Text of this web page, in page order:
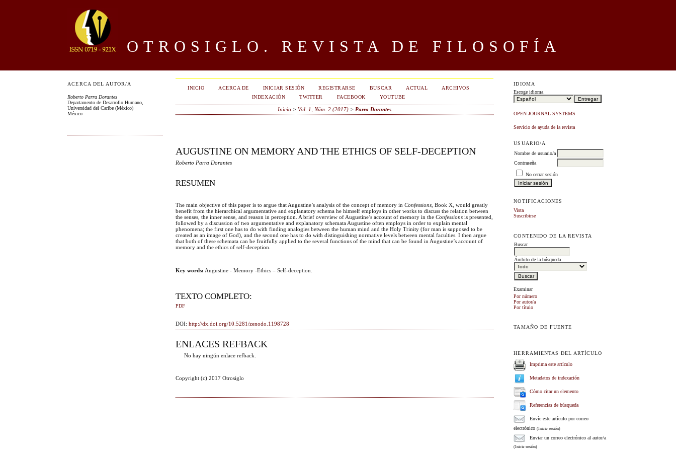
OTROSIGLO. REVISTA DE FILOSOFÍA
ACERCA DEL AUTOR/A
Roberto Parra Dorantes
Departamento de Desarrollo Humano,
Universidad del Caribe (México)
México
IDIOMA
Escoge idioma
OPEN JOURNAL SYSTEMS
Servicio de ayuda de la revista
USUARIO/A
Nombre de usuario/a
Contraseña
No cerrar sesión
NOTIFICACIONES
Vista
Suscribirse
CONTENIDO DE LA REVISTA
Buscar
Ámbito de la búsqueda
Examinar
Por número
Por autor/a
Por título
TAMAÑO DE FUENTE
HERRAMIENTAS DEL ARTÍCULO
Imprima este artículo
Metadatos de indexación
Cómo citar un elemento
Referencias de búsqueda
Envíe este artículo por correo
electrónico(Inicie sesión)
Enviar un correo electrónico al autor/a
(Inicie sesión)
INICIO ACERCA DE INICIAR SESIÓN REGISTRARSE BUSCAR ACTUAL
ARCHIVOS
INDEXACIÓN
TWITTER FACEBOOK YOUTUBE
Inicio >Vol. 1, Núm. 2 (2017) > Parra Dorantes
AUGUSTINE ON MEMORY AND THE ETHICS OF SELF-DECEPTION
Roberto Parra Dorantes
RESUMEN
The main objective of this paper is to argue that Augustine’s analysis of the concept of memory inConfessions , Book X, would greatly
benefit from the hierarchical argumentative and explanatory schema he himself employs in other works to discuss the relation between
the senses, the inner sense, and reason in perception. A brief overview of Augustine’s account of memory in theConfessions is presented,
followed by a discussion of two argumentative and explanatory schemata Augustine often employs in order to explain mental
phenomena; the first one has to do with finding analogies between the human mind and the Holy Trinity (for man is supposed to be
created as an image of God), and the second one has to do with distinguishing normative levels between mental faculties. I then argue
that both of these schemata can be fruitfully applied to the several functions of the mind that can be found in Augustine’s account of
memory and the ethics of self-deception.
Key words: Augustine - Memory -Ethics – Self-deception.
TEXTO COMPLETO:
PDF
DOI:http://dx.doi.org/10.5281/zenodo.1198728
ENLACES REFBACK
No hay ningún enlace refback.
Copyright (c) 2017 Otrosiglo